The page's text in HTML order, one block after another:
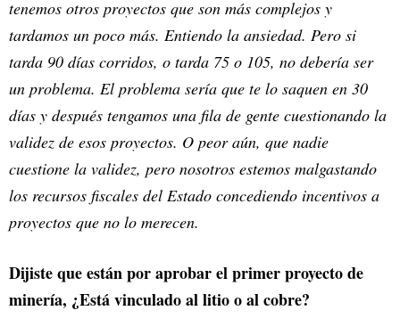
tenemos otros proyectos que son más complejos y
tardamos un poco más. Entiendo la ansiedad. Pero si
tarda 90 días corridos, o tarda 75 o 105, no debería ser
un problema. El problema sería que te lo saquen en 30
días y después tengamos una fila de gente cuestionando la
validez de esos proyectos. O peor aún, que nadie
cuestione la validez, pero nosotros estemos malgastando
los recursos fiscales del Estado concediendo incentivos a
proyectos que no lo merecen.
Dijiste que están por aprobar el primer proyecto de
minería, ¿Está vinculado al litio o al cobre?